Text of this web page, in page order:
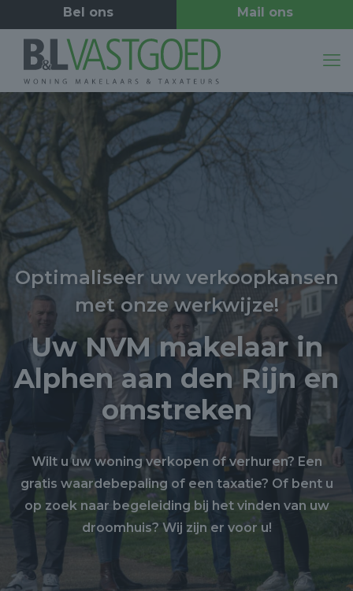
Optimaliseer uw verkoopkansen
met onze werkwijze!
Uw NVM makelaar in
Alphen aan den Rijn en
omstreken
Wilt u uw woning verkopen of verhuren? Een
gratis waardebepaling of een taxatie? Of bent u
op zoek naar begeleiding bij het vinden van uw
droomhuis? Wij zijn er voor u!